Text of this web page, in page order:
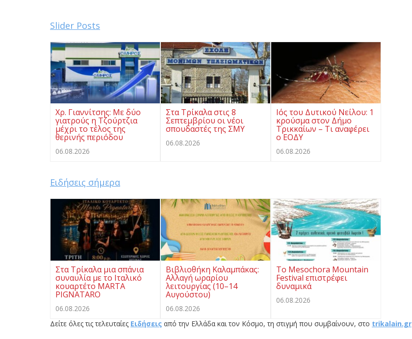
Slider Posts
Χρ. Γιαννίτσης: Με δύο
γιατρούς η Τζούρτζια
μέχρι το τέλος της
θερινής περιόδου
06.08.2026
Στα Τρίκαλα στις 8
Σεπτεμβρίου οι νέοι
σπουδαστές της ΣΜΥ
06.08.2026
Ιός του Δυτικού Νείλου: 1
κρούσμα στον Δήμο
Τρικκαίων – Τι αναφέρει
ο ΕΟΔΥ
06.08.2026
Ειδήσεις σήμερα
Στα Τρίκαλα μια σπάνια
συναυλία με το Ιταλικό
κουαρτέτο MARTA
PIGNATARO
06.08.2026
Βιβλιοθήκη Καλαμπάκας:
Αλλαγή ωραρίου
λειτουργίας (10–14
Αυγούστου)
06.08.2026
Το Mesochora Mountain
Festival επιστρέφει
δυναμικά
06.08.2026
Δείτε όλες τις τελευταίες Ειδήσεις από την Ελλάδα και τον Κόσμο, τη στιγμή που συμβαίνουν, στο trikalain.gr